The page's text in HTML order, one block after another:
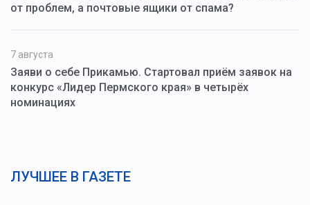
от проблем, а почтовые ящики от спама?
7 августа
Заяви о себе Прикамью. Стартовал приём заявок на
конкурс «Лидер Пермского края» в четырёх
номинациях
ЛУЧШЕЕ В ГАЗЕТЕ